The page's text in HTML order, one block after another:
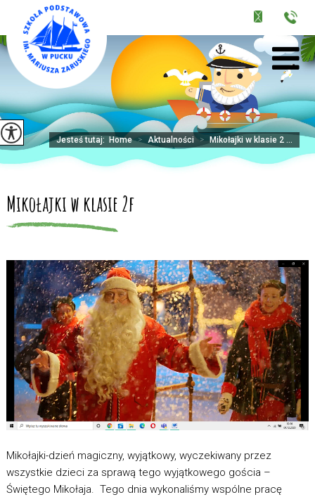
Jesteś tutaj: Home > Aktualności > Mikołajki w klasie 2 ...
Mikołajki w klasie 2f
Mikołajki-dzień magiczny, wyjątkowy, wyczekiwany przez
wszystkie dzieci za sprawą tego wyjątkowego gościa –
Świętego Mikołaja. Tego dnia wykonaliśmy wspólne pracę